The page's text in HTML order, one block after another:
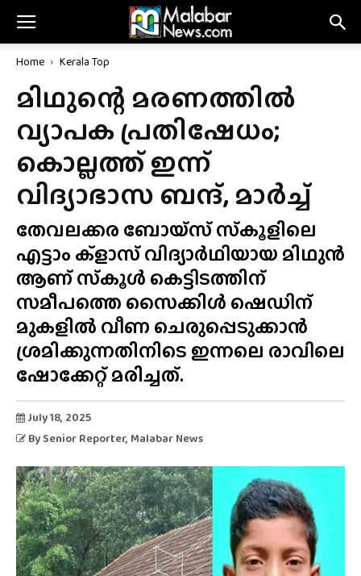
Home Kerala Top
മിഥുന്റെ മരണത്തിൽ
വ്യാപക പ്രതിഷേധം;
കൊല്ലത്ത് ഇന്ന്
വിദ്യാഭാസ ബന്ദ്, മാർച്ച്
തേവലക്കര ബോയ്‌സ് സ്‌കൂളിലെ
എട്ടാം ക്ളാസ് വിദ്യാർഥിയായ മിഥുൻ
ആണ് സ്‌കൂൾ കെട്ടിടത്തിന്
സമീപത്തെ സൈക്കിൾ ഷെഡിന്
മുകളിൽ വീണ ചെരുപ്പെടുക്കാൻ
ശ്രമിക്കുന്നതിനിടെ ഇന്നലെ രാവിലെ
ഷോക്കേറ്റ് മരിച്ചത്.
July 18, 2025
By Senior Reporter, Malabar News